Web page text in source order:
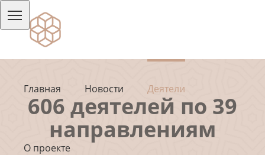
Главная Новости Деятели
О проекте
606 деятелей по 39
направлениям